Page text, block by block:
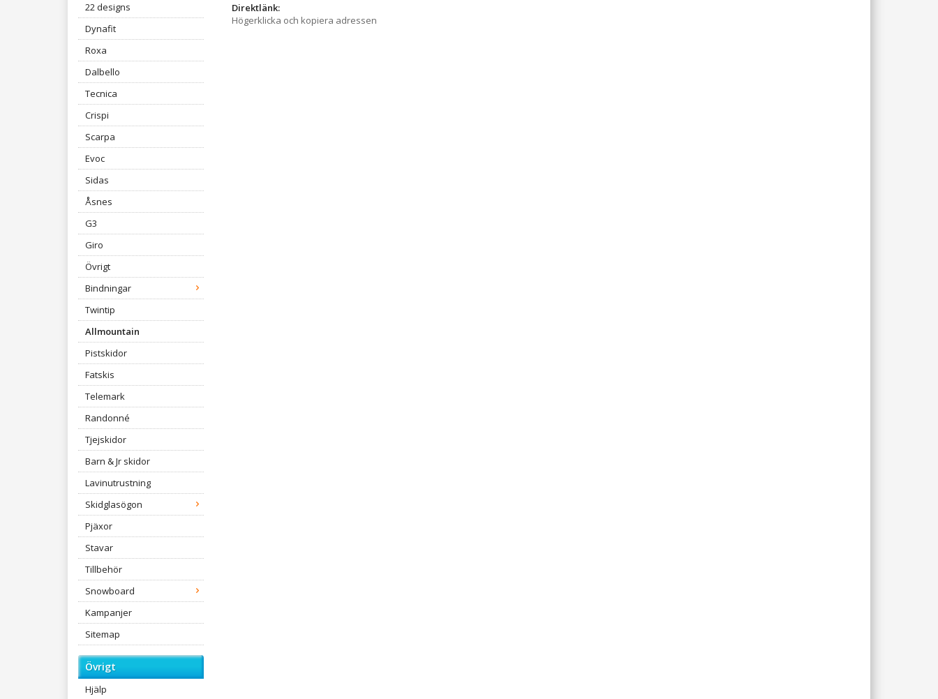
22 designs
Dynafit
Roxa
Dalbello
Tecnica
Crispi
Scarpa
Evoc
Sidas
Åsnes
G3
Giro
Övrigt
Bindningar
Twintip
Allmountain
Pistskidor
Fatskis
Telemark
Randonné
Tjejskidor
Barn & Jr skidor
Lavinutrustning
Skidglasögon
Pjäxor
Stavar
Tillbehör
Snowboard
Kampanjer
Sitemap
Övrigt
Hjälp
Direktlänk:
Högerklicka och kopiera adressen